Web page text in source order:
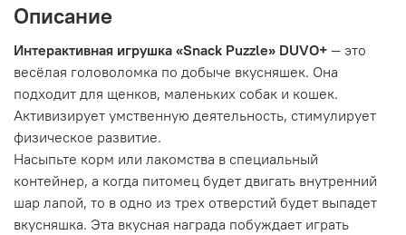
Описание
Интерактивная игрушка «Snack Puzzle» DUVO+ — это
весёлая головоломка по добыче вкусняшек. Она
подходит для щенков, маленьких собак и кошек.
Активизирует умственную деятельность, стимулирует
физическое развитие.
Насыпьте корм или лакомства в специальный
контейнер, а когда питомец будет двигать внутренний
шар лапой, то в одно из трех отверстий будет выпадет
вкусняшка. Эта вкусная награда побуждает играть